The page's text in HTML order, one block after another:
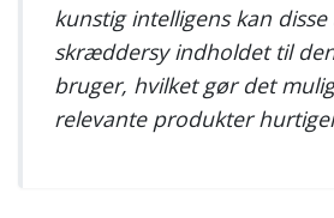
kunstig intelligens kan disse
skræddersy indholdet til
bruger, hvilket gør det
relevante produkter